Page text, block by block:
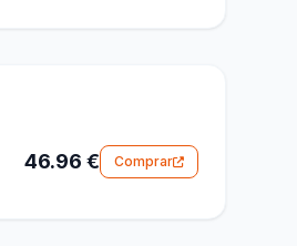
46.96 € Comprar